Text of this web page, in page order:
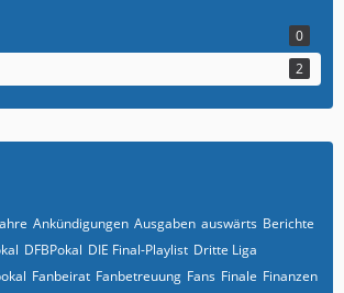
0
2
Ankündigungen Ausgaben auswärts Berichte
DFBPokal DIE Final-Playlist Dritte Liga
Fanbeirat Fanbetreuung Fans Finale Finanzen